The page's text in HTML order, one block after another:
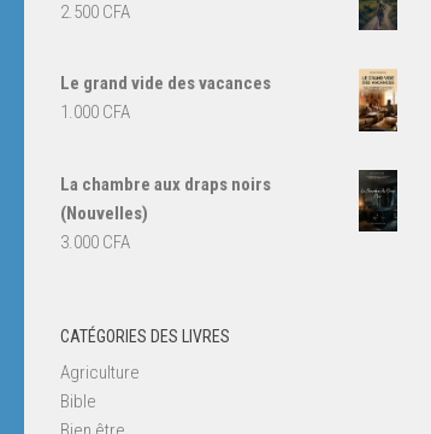
2.500 CFA
Le grand vide des vacances
1.000 CFA
La chambre aux draps noirs
(Nouvelles)
3.000 CFA
CATÉGORIES DES LIVRES
Agriculture
Bible